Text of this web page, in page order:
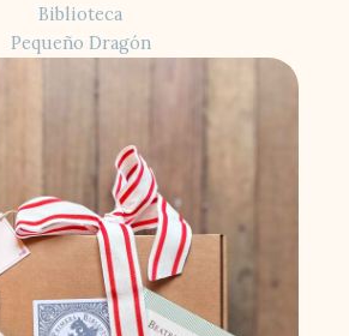
Biblioteca
Pequeño Dragón